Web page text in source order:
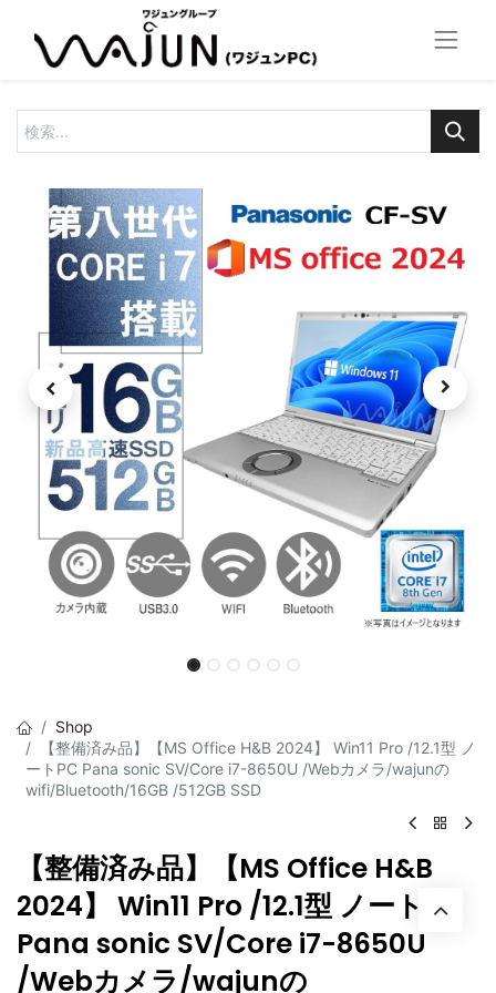
Shop
【整備済み品】【MS Office H&B 2024】 Win11 Pro /12.1型 ノ
ートPC Pana sonic SV/Core i7-8650U /Webカメラ/wajunの
wifi/Bluetooth/16GB /512GB SSD
【整備済み品】【MS Office H&B
2024】 Win11 Pro /12.1型 ノートPC
Pana sonic SV/Core i7-8650U
/Webカメラ/wajunの